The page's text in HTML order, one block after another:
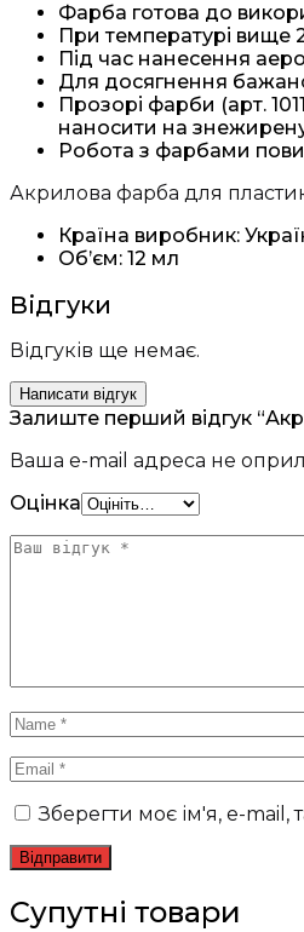
Фарба готова до
При температурі вище
Під час нанесення
Для досягнення
Прозорі фарби (арт.
наносити на
Робота з фарбами
Акрилова фарба для
Країна виробник:
Об’єм: 12 мл
Відгуки
Відгуків ще немає.
Написати відгук
Залиште перший відгук
Ваша e-mail адреса не
Оцінка
Зберегти моє ім'я, e-mail,
Супутні товари